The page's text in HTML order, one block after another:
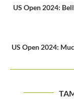
US Open 2024:
US Open 2024: